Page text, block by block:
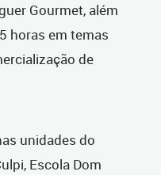
Gourmet, além
horas em temas
de
unidades do
Escola Dom